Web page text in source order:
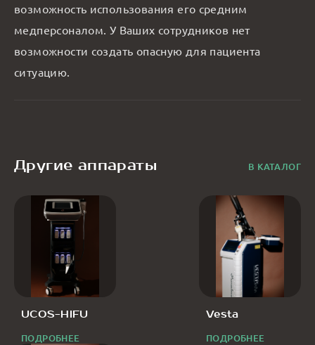
возможность использования его средним
медперсоналом. У Ваших сотрудников нет
возможности создать опасную для пациента
ситуацию.
Другие аппараты В КАТАЛОГ
UCOS-HIFU
ПОДРОБНЕЕ
Vesta
ПОДРОБНЕЕ